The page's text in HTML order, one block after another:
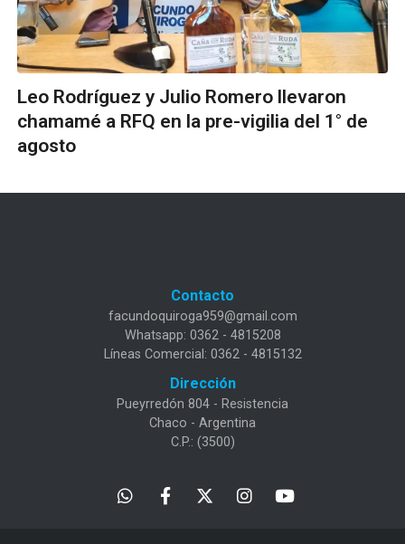
Leo Rodríguez y Julio Romero llevaron
chamamé a RFQ en la pre-vigilia del 1° de
agosto
Contacto
facundoquiroga959@gmail.com
Whatsapp: 0362 - 4815208
Líneas Comercial: 0362 - 4815132
Dirección
Pueyrredón 804 - Resistencia
Chaco - Argentina
C.P.: (3500)